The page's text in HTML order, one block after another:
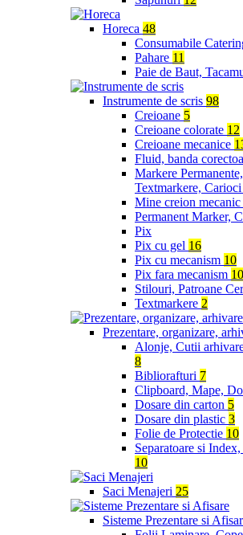
Horeca 48
Consumabile
Pahare 11
Paie de Baut,
Instrumente de scris 98
Creioane 5
Creioane colorate 12
Creioane mecanice
Fluid, banda
Markere
Textmarkere, Carioci
Mine creion mecanic
Permanent Marker,
Pix
Pix cu gel 16
Pix cu mecanism 10
Pix fara mecanism 10
Stilouri, Patroane
Textmarkere 2
Prezentare, organizare,
Alonje, Cutii
8
Bibliorafturi 7
Clipboard, Mape,
Dosare din carton 5
Dosare din plastic 3
Folie de Protectie 10
Separatoare si
10
Saci Menajeri 25
Sisteme Prezentare si